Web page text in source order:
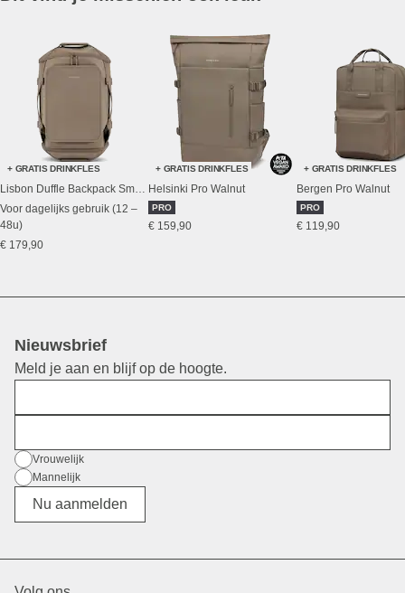
+ GRATIS DRINKFLES
Lisbon Duffle Backpack Small Walnut
Voor dagelijks gebruik (12 –
48u)
€ 179,90
+ GRATIS DRINKFLES
Helsinki Pro Walnut
PRO
€ 159,90
+ GRATIS DRINKFLES
Bergen Pro Walnut
PRO
€ 119,90
Nieuwsbrief
Meld je aan en blijf op de hoogte.
Geslacht
Vrouwelijk
Mannelijk
Divers
Nu aanmelden